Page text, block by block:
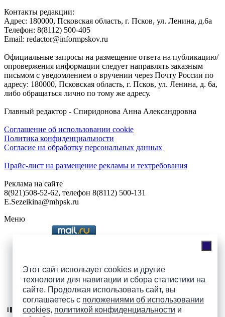
Этот сайт использует cookies и другие
технологии для навигации и сбора статистики на
сайте. Продолжая использовать сайт, вы
соглашаетесь с положениями об использовании
cookies, политикой конфиденциальности и
Контакты редакции:
Адреc: 180000, Псковская область, г. Псков, ул. Ленина, д.6а
Телефон: 8(8112) 500-405
Email: redactor@informpskov.ru
Официальные запросы на размещение ответа на публикацию/
опровержения информации следует направлять заказным
письмом с уведомлением о вручении через Почту России по
адресу: 180000, Псковская область, г. Псков, ул. Ленина, д. 6а,
либо обращаться лично по тому же адресу.
Главный редактор - Спиридонова Анна Александровна
Соглашение об использовании cookie
Политика конфиденциальности
Согласие на обработку персональных данных
Прайс-лист на размещение рекламы и техтребования
Реклама на сайте
8(921)508-52-62, телефон 8(8112) 500-131
E.Sezeikina@mhpsk.ru
Меню
Подпишись на группы
ПАИ в соцсетях!